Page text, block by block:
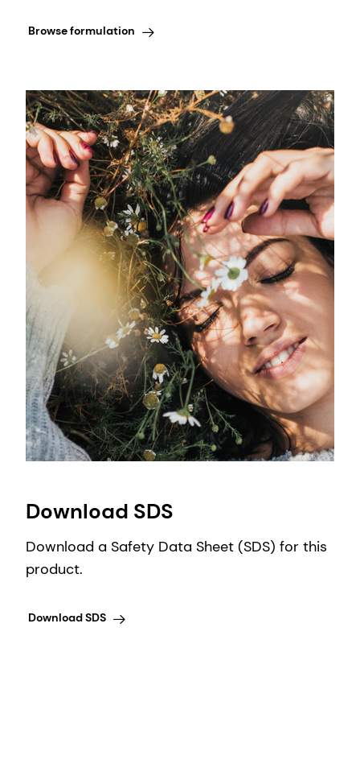
Browse formulation
Download SDS
Download a Safety Data Sheet (SDS) for this
product.
Download SDS